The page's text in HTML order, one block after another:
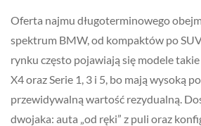
Oferta najmu długoterminowego
spektrum BMW, od kompaktów po
rynku często pojawiają się modele takie
X4 oraz Serie 1, 3 i 5, bo mają wysoką
przewidywalną wartość rezydualną.
dwojaka: auta „od ręki” z puli oraz